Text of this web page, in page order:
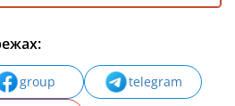
group
telegram